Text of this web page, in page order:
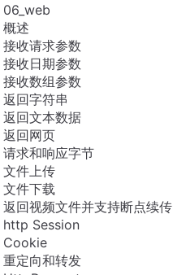
06_web
概述
接收请求参数
接收日期参数
接收数组参数
返回字符串
返回文本数据
返回网页
请求和响应字节
文件上传
文件下载
返回视频文件并支持断点续传
http Session
Cookie
重定向和转发